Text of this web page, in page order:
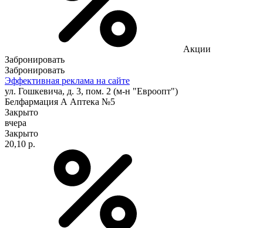
Акции
Забронировать
Забронировать
Эффективная реклама на сайте
ул. Гошкевича, д. 3, пом. 2 (м-н "Евроопт")
Белфармация А Аптека №5
Закрыто
вчера
Закрыто
20,10 р.